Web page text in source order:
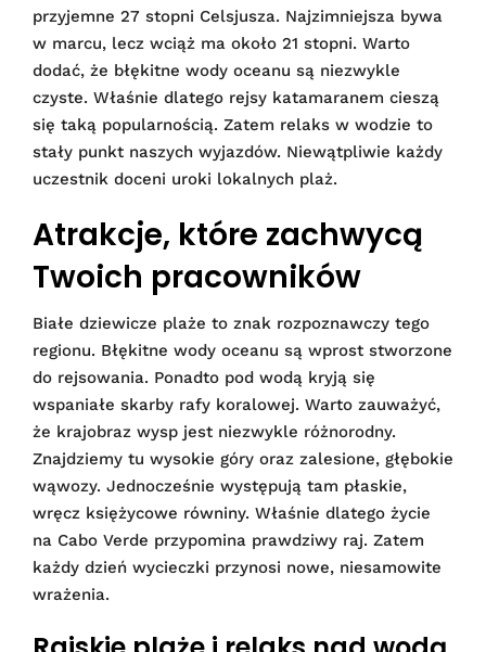
przyjemne 27 stopni Celsjusza. Najzimniejsza bywa
w marcu, lecz wciąż ma około 21 stopni. Warto
dodać, że błękitne wody oceanu są niezwykle
czyste. Właśnie dlatego rejsy katamaranem cieszą
się taką popularnością. Zatem relaks w wodzie to
stały punkt naszych wyjazdów. Niewątpliwie każdy
uczestnik doceni uroki lokalnych plaż.
Atrakcje, które zachwycą
Twoich pracowników
Białe dziewicze plaże to znak rozpoznawczy tego
regionu. Błękitne wody oceanu są wprost stworzone
do rejsowania. Ponadto pod wodą kryją się
wspaniałe skarby rafy koralowej. Warto zauważyć,
że krajobraz wysp jest niezwykle różnorodny.
Znajdziemy tu wysokie góry oraz zalesione, głębokie
wąwozy. Jednocześnie występują tam płaskie,
wręcz księżycowe równiny. Właśnie dlatego życie
na Cabo Verde przypomina prawdziwy raj. Zatem
każdy dzień wycieczki przynosi nowe, niesamowite
wrażenia.